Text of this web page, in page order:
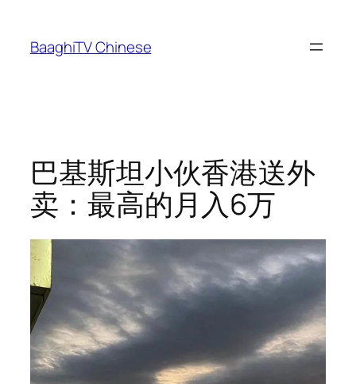
content
BaaghiTV Chinese
巴基斯坦小伙香港送外
卖：最高的月入6万